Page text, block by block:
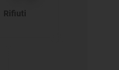
Rifiuti